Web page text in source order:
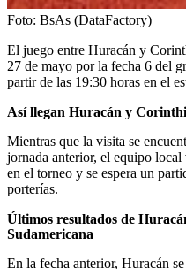
Foto: BsAs (DataFactory)
El juego entre Huracán y
27 de mayo por la fecha 6 del
partir de las 19:30 horas en el
Así llegan Huracán y
Mientras que la visita se
jornada anterior, el equipo
en el torneo y se espera un
porterías.
Últimos resultados de
Sudamericana
En la fecha anterior, Huracán